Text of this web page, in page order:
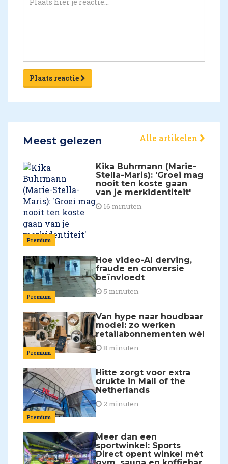
Plaats reactie
Meest gelezen Alle artikelen
Premium
Kika Buhrmann (Marie-
Stella-Maris): 'Groei mag
nooit ten koste gaan
van je merkidentiteit'
16 minuten
Premium
Hoe video-AI derving,
fraude en conversie
beïnvloedt
5 minuten
Premium
Van hype naar houdbaar
model: zo werken
retailabonnementen wél
8 minuten
Premium
Hitte zorgt voor extra
drukte in Mall of the
Netherlands
2 minuten
Meer dan een
sportwinkel: Sports
Direct opent winkel mét